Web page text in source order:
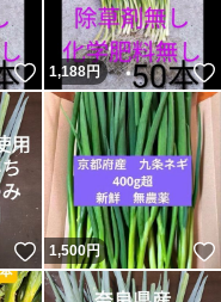
いいね！
1,188円
いいね！
1,500円